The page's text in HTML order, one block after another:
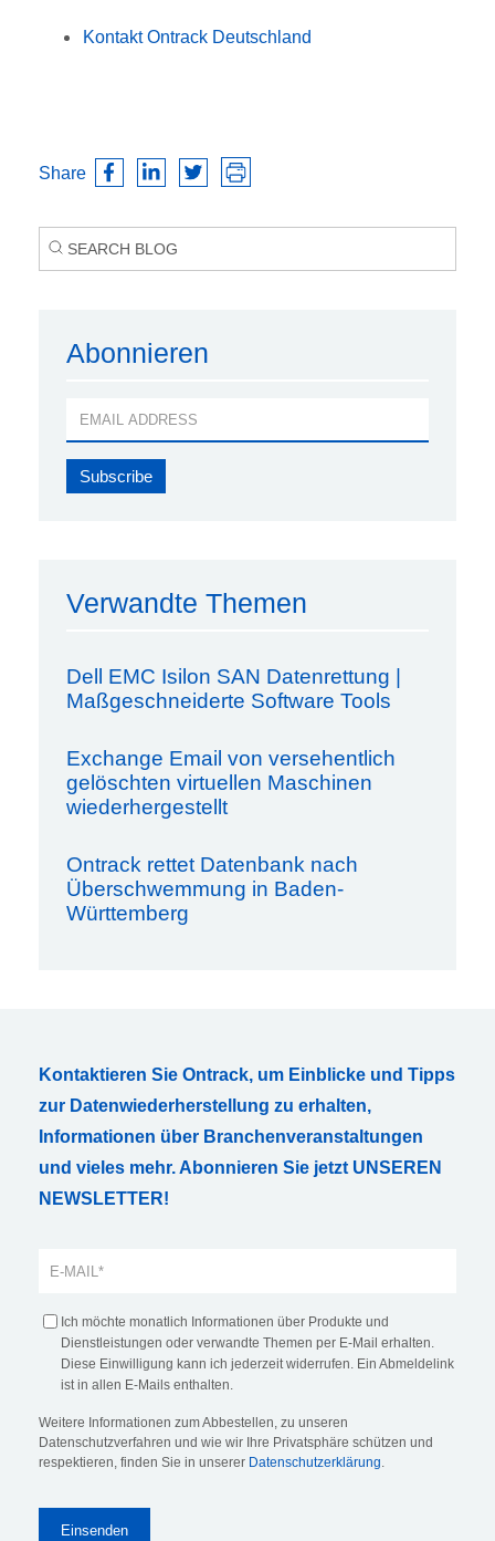
Kontakt Ontrack Deutschland
Share
Abonnieren
Verwandte Themen
Dell EMC Isilon SAN Datenrettung |
Maßgeschneiderte Software Tools
Exchange Email von versehentlich
gelöschten virtuellen Maschinen
wiederhergestellt
Ontrack rettet Datenbank nach
Überschwemmung in Baden-
Württemberg
Kontaktieren Sie Ontrack, um Einblicke und Tipps
zur Datenwiederherstellung zu erhalten,
Informationen über Branchenveranstaltungen
und vieles mehr. Abonnieren Sie jetzt UNSEREN
NEWSLETTER!
Ich möchte monatlich Informationen über Produkte und
Dienstleistungen oder verwandte Themen per E-Mail erhalten.
Diese Einwilligung kann ich jederzeit widerrufen. Ein Abmeldelink
ist in allen E-Mails enthalten.
Weitere Informationen zum Abbestellen, zu unseren
Datenschutzverfahren und wie wir Ihre Privatsphäre schützen und
respektieren, finden Sie in unserer Datenschutzerklärung.